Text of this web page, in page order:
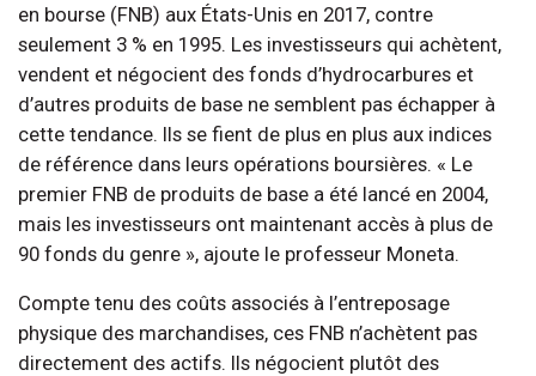
en bourse (FNB) aux États-Unis en 2017, contre
seulement 3 % en 1995. Les investisseurs qui achètent,
vendent et négocient des fonds d’hydrocarbures et
d’autres produits de base ne semblent pas échapper à
cette tendance. Ils se fient de plus en plus aux indices
de référence dans leurs opérations boursières. « Le
premier FNB de produits de base a été lancé en 2004,
mais les investisseurs ont maintenant accès à plus de
90 fonds du genre », ajoute le professeur Moneta.
Compte tenu des coûts associés à l’entreposage
physique des marchandises, ces FNB n’achètent pas
directement des actifs. Ils négocient plutôt des